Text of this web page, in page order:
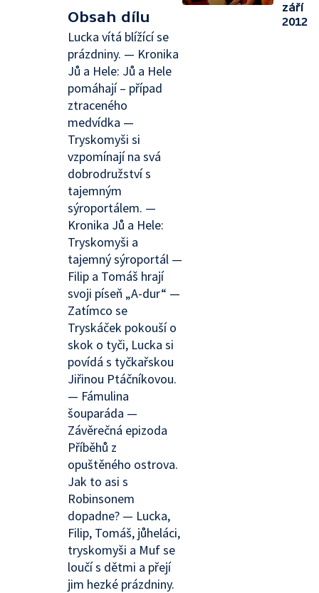
Obsah dílu
Lucka vítá blížící se
prázdniny. — Kronika
Jů a Hele: Jů a Hele
pomáhají – případ
ztraceného
medvídka —
Tryskomyši si
vzpomínají na svá
dobrodružství s
tajemným
sýroportálem. —
Kronika Jů a Hele:
Tryskomyši a
tajemný sýroportál —
Filip a Tomáš hrají
svoji píseň „A-dur“ —
Zatímco se
Tryskáček pokouší o
skok o tyči, Lucka si
povídá s tyčkařskou
Jiřinou Ptáčníkovou.
— Fámulina
šouparáda —
Závěrečná epizoda
Příběhů z
opuštěného ostrova.
Jak to asi s
Robinsonem
dopadne? — Lucka,
Filip, Tomáš, jůheláci,
tryskomyši a Muf se
loučí s dětmi a přejí
jim hezké prázdniny.
září
2012